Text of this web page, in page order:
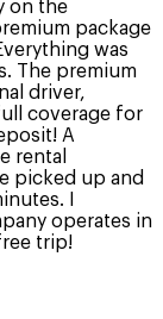
on the
package
was
The premium
driver,
coverage for
A
rental
picked up and
I
operates in
trip!